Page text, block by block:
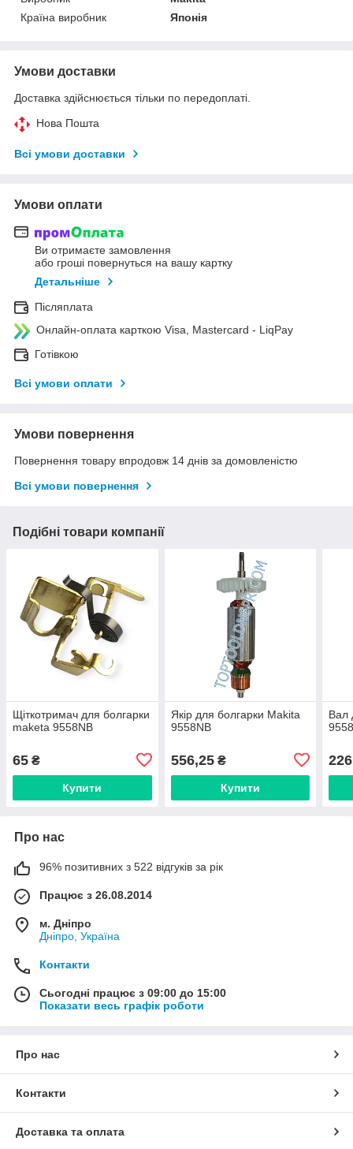
Країна виробник
Японія
Умови доставки
Доставка здійснюється тільки по передоплаті.
Нова Пошта
Всі умови доставки
Умови оплати
Ви отримаєте замовлення
або гроші повернуться на вашу картку
Детальніше
Післяплата
Онлайн-оплата карткою Visa, Mastercard - LiqPay
Готівкою
Всі умови оплати
Умови повернення
Повернення товару впродовж 14 днів за домовленістю
Всі умови повернення
Подібні товари компанії
Щіткотримач для болгарки
maketa 9558NB
65 ₴
Купити
Якір для болгарки Makita
9558NB
556,25₴
Купити
Вал
226
Про нас
96% позитивних з 522 відгуків за рік
Працює з 26.08.2014
м. Дніпро
Дніпро, Україна
Контакти
Сьогодні працює з 09:00 до 15:00
Показати весь графік роботи
Про нас
Контакти
Доставка та оплата